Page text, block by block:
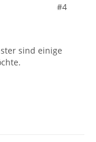
#4
sind einige